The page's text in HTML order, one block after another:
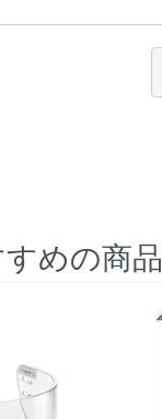
めの商品